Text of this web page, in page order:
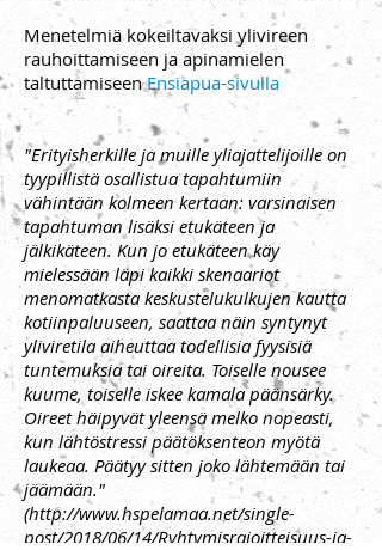
Menetelmiä kokeiltavaksi ylivireen
rauhoittamiseen ja apinamielen
taltuttamiseenEnsiapua-sivulla
"Erityisherkille ja muille yliajattelijoille on
tyypillistä osallistua tapahtumiin
vähintään kolmeen kertaan: varsinaisen
tapahtuman lisäksi etukäteen ja
jälkikäteen. Kun jo etukäteen käy
mielessään läpi kaikki skenaariot
menomatkasta keskustelukulkujen kautta
kotiinpaluuseen, saattaa näin syntynyt
yliviretila aiheuttaa todellisia fyysisiä
tuntemuksia tai oireita. Toiselle nousee
kuume, toiselle iskee kamala päänsärky.
Oireet häipyvät yleensä melko nopeasti,
kun lähtöstressi päätöksenteon myötä
laukeaa. Päätyy sitten joko lähtemään tai
jäämään."
(http://www.hspelamaa.net/single-
post/2018/06/14/Ryhtymisrajoitteisuus-ja-